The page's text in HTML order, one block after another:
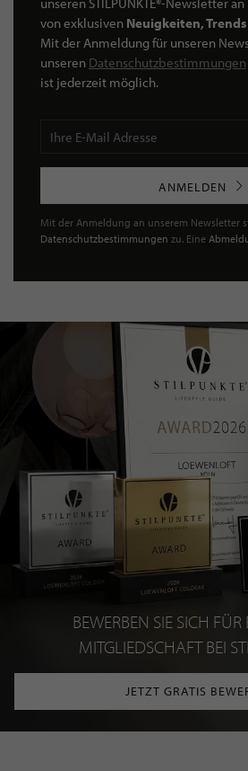
von exklusiven Neuigkeiten, Trends
Mit der Anmeldung für unseren
unseren Datenschutzbestimmungen
ist jederzeit möglich.
ANMELDEN
Mit der Anmeldung an unserem Newsletter
Datenschutzbestimmungen zu. Eine
BEWERBEN SIE SICH FÜR
MITGLIEDSCHAFT BEI
JETZT GRATIS